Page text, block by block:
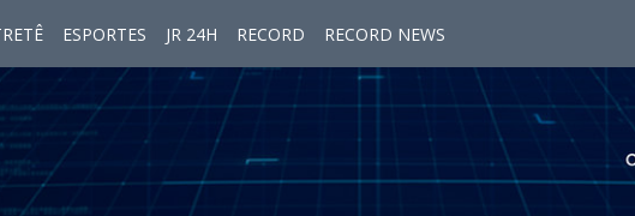
ESPORTES JR 24H RECORD RECORD NEWS